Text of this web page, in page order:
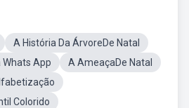
A História Da ÁrvoreDe Natal
Whats App
A AmeaçaDe Natal
Colorido